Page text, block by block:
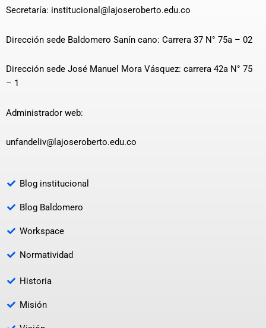
Secretaría: institucional@lajoseroberto.edu.co
Dirección sede Baldomero Sanín cano: Carrera 37 N° 75a – 02
Dirección sede José Manuel Mora Vásquez: carrera 42a N° 75
– 1
Administrador web:
unfandeliv@lajoseroberto.edu.co
Blog institucional
Blog Baldomero
Workspace
Normatividad
Historia
Misión